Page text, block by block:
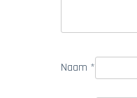
Naam *